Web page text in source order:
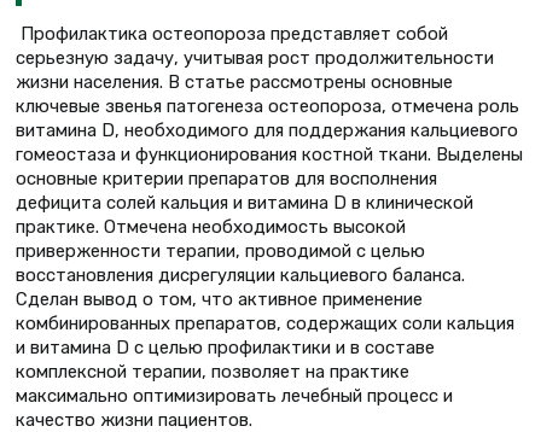
Профилактика остеопороза представляет собой
серьезную задачу, учитывая рост продолжительности
жизни населения. В статье рассмотрены основные
ключевые звенья патогенеза остеопороза, отмечена роль
витамина D, необходимого для поддержания кальциевого
гомеостаза и функционирования костной ткани. Выделены
основные критерии препаратов для восполнения
дефицита солей кальция и витамина D в клинической
практике. Отмечена необходимость высокой
приверженности терапии, проводимой с целью
восстановления дисрегуляции кальциевого баланса.
Сделан вывод о том, что активное применение
комбинированных препаратов, содержащих соли кальция
и витамина D с целью профилактики и в составе
комплексной терапии, позволяет на практике
максимально оптимизировать лечебный процесс и
качество жизни пациентов.